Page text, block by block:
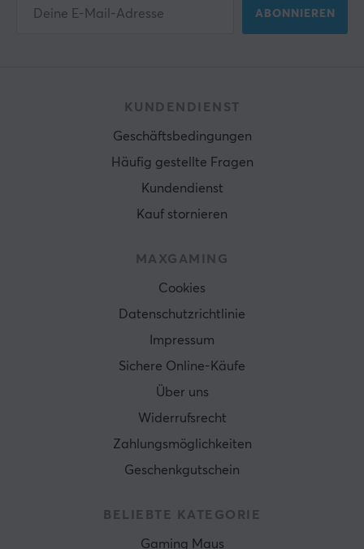
ABONNIEREN
KUNDENDIENST
Geschäftsbedingungen
Häufig gestellte Fragen
Kundendienst
Kauf stornieren
MAXGAMING
Cookies
Datenschutzrichtlinie
Impressum
Sichere Online-Käufe
Über uns
Widerrufsrecht
Zahlungsmöglichkeiten
Geschenkgutschein
BELIEBTE KATEGORIE
Gaming Maus